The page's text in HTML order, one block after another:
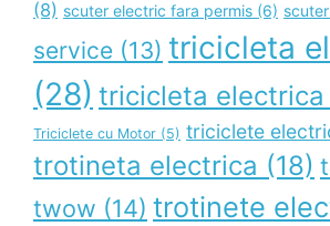
(8) scuter electric fara permis (6)
service (13) tricicleta
(28) tricicleta
Triciclete cu Motor (5) triciclete
trotineta electrica (18)
twow (14) trotinete